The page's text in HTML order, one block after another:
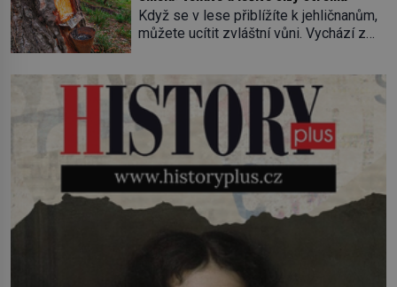
v kohoutku dosahuje […]
výzva, která se promění v úžasné
dobrodružství a důkaz, že nic není
nemožné. Vše začíná na podzim 1958
neobvyklou výzvou. Tomu, kdo dokáže
dopravit ze severního polárního kruhu
na […]
Když se v lese přiblížíte k jehličnanům,
můžete ucítit zvláštní vůni. Vychází z
právě v ní je síla stromu. Smola také
patří k nejstarším surovinám, s nimiž
lidstvo pracovalo. Chrání strom před
infekcí, hmyzem a vysycháním. Dá se
říct, že je to přírodní […]